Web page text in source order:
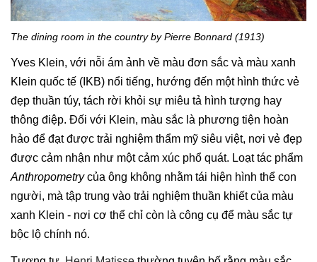
The dining room in the country by Pierre Bonnard (1913)
Yves Klein, với nỗi ám ảnh về màu đơn sắc và màu xanh
Klein quốc tế (IKB) nổi tiếng, hướng đến một hình thức vẻ
đẹp thuần túy, tách rời khỏi sự miêu tả hình tượng hay
thông điệp. Đối với Klein, màu sắc là phương tiện hoàn
hảo để đạt được trải nghiệm thẩm mỹ siêu việt, nơi vẻ đẹp
được cảm nhận như một cảm xúc phổ quát. Loạt tác phẩm
Anthropometrycủa ông không nhằm tái hiện hình thể con
người, mà tập trung vào trải nghiệm thuần khiết của màu
xanh Klein - nơi cơ thể chỉ còn là công cụ để màu sắc tự
bộc lộ chính nó.